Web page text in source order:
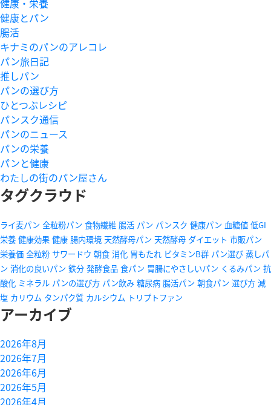
健康・栄養
健康とパン
腸活
キナミのパンのアレコレ
パン旅日記
推しパン
パンの選び方
ひとつぶレシピ
パンスク通信
パンのニュース
パンの栄養
パンと健康
わたしの街のパン屋さん
タグクラウド
ライ麦パン 全粒粉パン 食物繊維 腸活 パン パンスク 健康パン 血糖値 低GI
栄養 健康効果 健康 腸内環境 天然酵母パン 天然酵母 ダイエット 市販パン
栄養価 全粒粉 サワードウ 朝食 消化 胃もたれ ビタミンB群 パン選び 蒸しパ
ン 消化の良いパン 鉄分 発酵食品 食パン 胃腸にやさしいパン くるみパン 抗
酸化 ミネラル パンの選び方 パン飲み 糖尿病 腸活パン 朝食パン 選び方 減
塩 カリウム タンパク質 カルシウム トリプトファン
アーカイブ
2026年8月
2026年7月
2026年6月
2026年5月
2026年4月